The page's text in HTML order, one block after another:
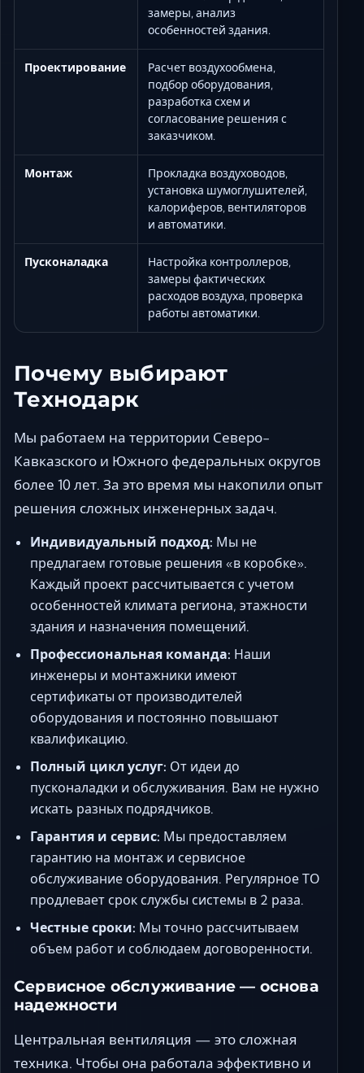
замеры, анализ
особенностей здания.
Проектирование
Расчет воздухообмена,
подбор оборудования,
разработка схем и
согласование решения с
заказчиком.
Монтаж
Прокладка воздуховодов,
установка шумоглушителей,
калориферов, вентиляторов
и автоматики.
Пусконаладка
Настройка контроллеров,
замеры фактических
расходов воздуха, проверка
работы автоматики.
Почему выбирают
Технодарк
Мы работаем на территории Северо-
Кавказского и Южного федеральных округов
более 10 лет. За это время мы накопили опыт
решения сложных инженерных задач.
Индивидуальный подход: Мы не
предлагаем готовые решения «в коробке».
Каждый проект рассчитывается с учетом
особенностей климата региона, этажности
здания и назначения помещений.
Профессиональная команда: Наши
инженеры и монтажники имеют
сертификаты от производителей
оборудования и постоянно повышают
квалификацию.
Полный цикл услуг: От идеи до
пусконаладки и обслуживания. Вам не нужно
искать разных подрядчиков.
Гарантия и сервис: Мы предоставляем
гарантию на монтаж и сервисное
обслуживание оборудования. Регулярное ТО
продлевает срок службы системы в 2 раза.
Честные сроки: Мы точно рассчитываем
объем работ и соблюдаем договоренности.
Сервисное обслуживание — основа
надежности
Центральная вентиляция — это сложная
техника. Чтобы она работала эффективно и